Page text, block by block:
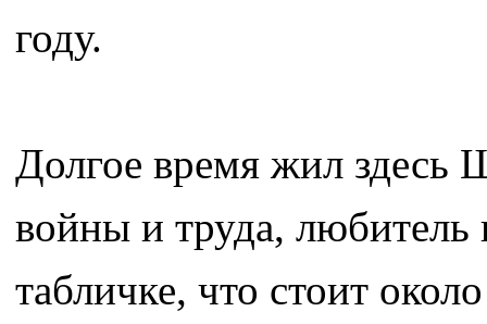
году.
Долгое время жил здесь
войны и труда,
табличке, что стоит